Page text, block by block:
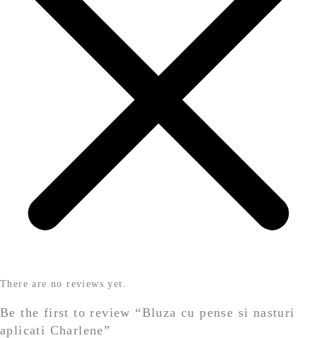
There are no reviews yet.
Be the first to review “Bluza cu pense si nasturi
aplicati Charlene”